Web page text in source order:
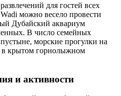
для гостей всех
можно весело провести
Дубайский аквариум
В число семейных
морские прогулки на
в крытом горнолыжном
и активности